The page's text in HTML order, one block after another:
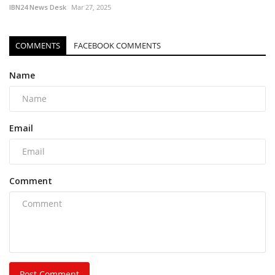
IBN24 News Desk Mar 27, 2025
COMMENTS FACEBOOK COMMENTS
Name
Email
Comment